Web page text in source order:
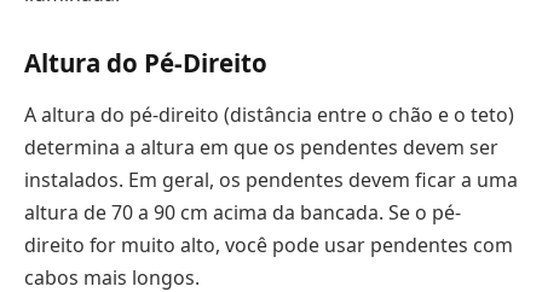
Altura do Pé-Direito
A altura do pé-direito (distância entre o chão e o teto)
determina a altura em que os pendentes devem ser
instalados. Em geral, os pendentes devem ficar a uma
altura de 70 a 90 cm acima da bancada. Se o pé-
direito for muito alto, você pode usar pendentes com
cabos mais longos.